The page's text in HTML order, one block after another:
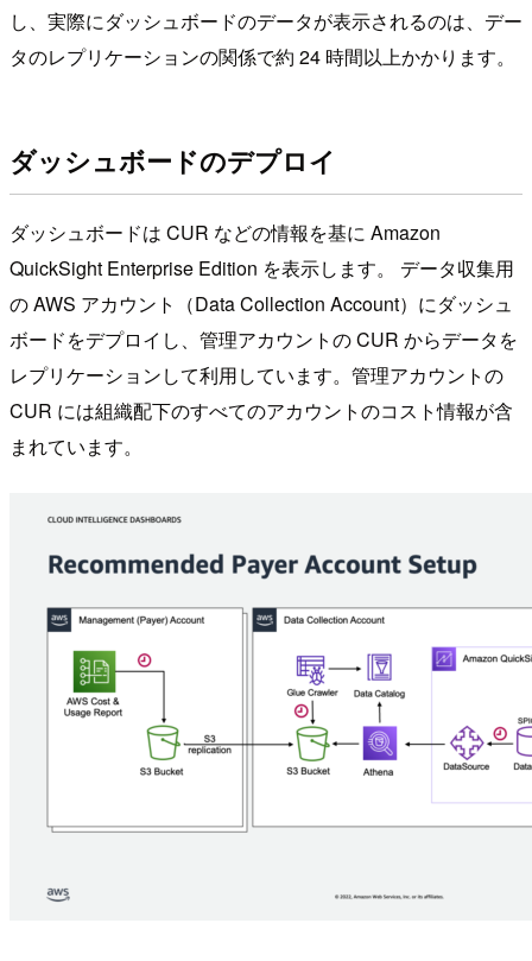
し、実際にダッシュボードのデータが表示されるのは、デー
タのレプリケーションの関係で約 24 時間以上かかります。
ダッシュボードのデプロイ
ダッシュボードは CUR などの情報を基に Amazon
QuickSight Enterprise Edition を表示します。 データ収集用
の AWS アカウント（Data Collection Account）にダッシュ
ボードをデプロイし、管理アカウントの CUR からデータを
レプリケーションして利用しています。管理アカウントの
CUR には組織配下のすべてのアカウントのコスト情報が含
まれています。